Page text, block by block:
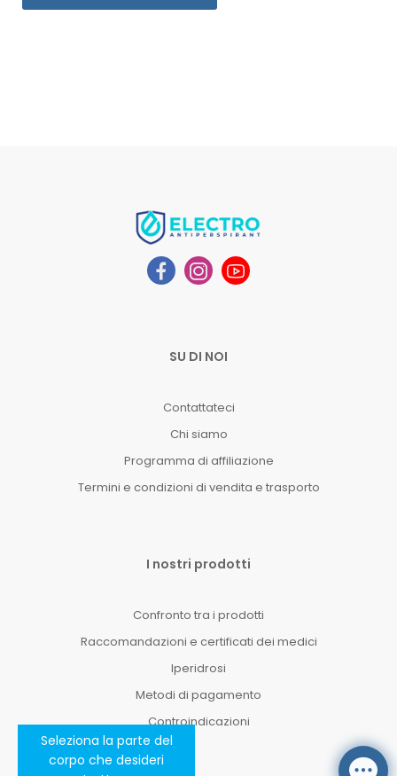
Seleziona la parte del
corpo che desideri
SU DI NOI
Contattateci
Chi siamo
Programma di affiliazione
Termini e condizioni di vendita e trasporto
I nostri prodotti
Confronto tra i prodotti
Raccomandazioni e certificati dei medici
Iperidrosi
Metodi di pagamento
Controindicazioni